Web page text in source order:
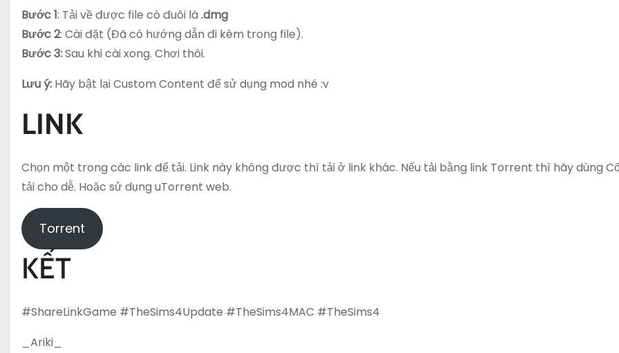
Bước 1: Tải về được file có đuôi là .dmg
Bước 2: Cài đặt (Đã có hướng dẫn đi kèm trong file).
Bước 3:Sau khi cài xong. Chơi thôi.
Lưu ý: Hãy bật lại Custom Content để sử dụng mod nhé :v
LINK
Chọn một trong các link để tải. Link này không được thì tải ở link khác. Nếu tải bằng link Torrent thì hãy dùng
tải cho dễ. Hoặc sử dụng uTorrent web.
Torrent
KẾT
#ShareLinkGame #TheSims4Update #TheSims4MAC #TheSims4
_Ariki_